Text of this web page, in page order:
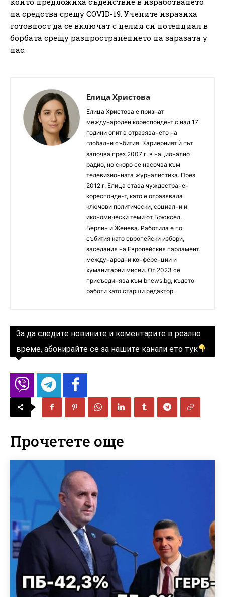
на средства срещу COVID-19. Учените изразиха
готовност да се включат с целия си потенциал в
борбата срещу разпространението на заразата у
нас.
Елица Христова
Елица Христова е признат
международен кореспондент с над 17
години опит в отразяването на
глобални събития. Кариерният ѝ път
започва през 2007 г. в национално
радио, но скоро се насочва към
телевизионната журналистика. През
2012 г. Елица става чуждестранен
кореспондент, като е отразявала
ключови политически, социални и
икономически теми от Брюксел,
Берлин и Женева. Работила е по
събития като европейски избори,
заседания на Европейския парламент,
международни конференции и
хуманитарни мисии. От 2023 се
присъединява към bnews.bg, където
работи като старши редактор.
За да следите новините и коментарите в реално
време, абонирайте се за нашите канали ето тук
Прочетете още